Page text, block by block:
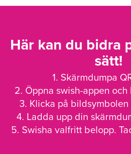
Här kan du bidra
sätt!
1. Skärmdumpa
2. Öppna swish-appen
3. Klicka på
4. Ladda upp din
5. Swisha valfritt belopp.